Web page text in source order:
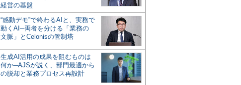
経営の基盤
“感動デモ”で終わるAIと、実務で
動くAI─両者を分ける「業務の
文脈」とCelonisの管制塔
生成AI活用の成果を阻むものは
何か─AJSが説く、部門最適から
の脱却と業務プロセス再設計